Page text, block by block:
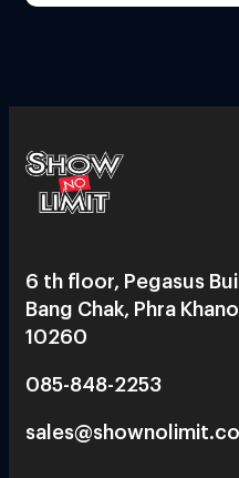
6 th floor, Pegasus
Bang Chak, Phra
10260
085-848-2253